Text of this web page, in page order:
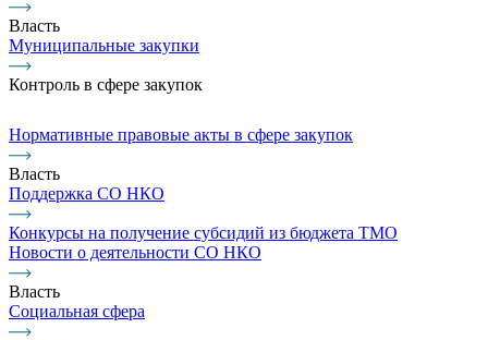
Власть
Муниципальные закупки
Контроль в сфере закупок
Нормативные правовые акты в сфере закупок
Власть
Поддержка СО НКО
Конкурсы на получение субсидий из бюджета ТМО
Новости о деятельности СО НКО
Власть
Социальная сфера